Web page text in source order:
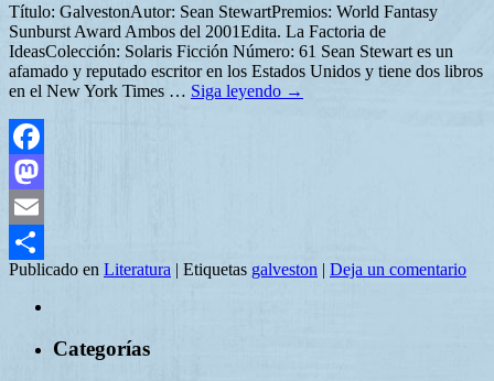
Título: GalvestonAutor: Sean StewartPremios: World Fantasy
Sunburst Award Ambos del 2001Edita. La Factoria de
IdeasColección: Solaris Ficción Número: 61 Sean Stewart es un
afamado y reputado escritor en los Estados Unidos y tiene dos libros
en el New York Times … Siga leyendo →
Facebook
Mastodon
Email
Compartir
Publicado en Literatura | Etiquetas galveston | Deja un comentario
Categorías